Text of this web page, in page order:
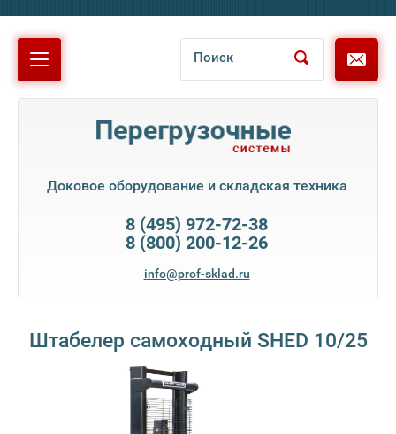
нам
Доковое оборудование и складская техника
8 (495) 972-72-38
8 (800) 200-12-26
info@prof-sklad.ru
Штабелер самоходный SHED 10/25